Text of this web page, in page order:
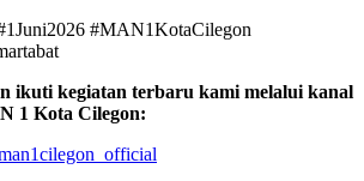
#MAN1KotaCilegon
ikuti kegiatan terbaru kami melalui kanal
1 Kota Cilegon: